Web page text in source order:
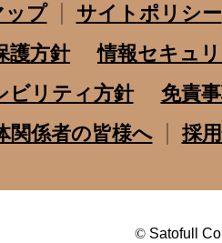
ップ
サイトポリシー
護方針
情報セキュ
ビリティ方針
免責
関係者の皆様へ
採
© Satofull